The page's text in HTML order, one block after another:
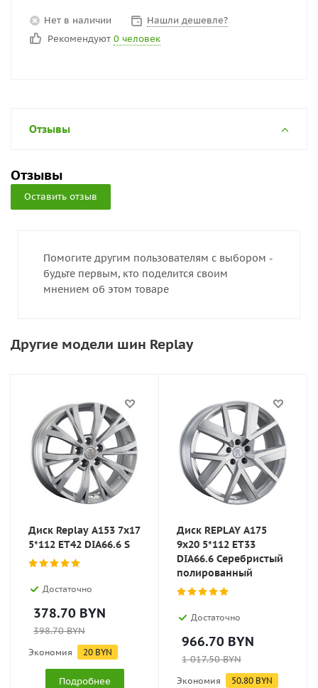
Нет в наличии
Нашли дешевле?
Рекомендуют 0 человек
Отзывы
Отзывы
Оставить отзыв
Помогите другим пользователям с выбором -
будьте первым, кто поделится своим
мнением об этом товаре
Другие модели шин Replay
Диск Replay A153 7x17
5*112 ET42 DIA66.6 S
Достаточно
378.70 BYN
398.70BYN
Экономия 20 BYN
Подробнее
Диск REPLAY A175
9x20 5*112 ET33
DIA66.6 Серебристый
полированный
Достаточно
966.70 BYN
1 017.50BYN
Экономия 50.80 BYN